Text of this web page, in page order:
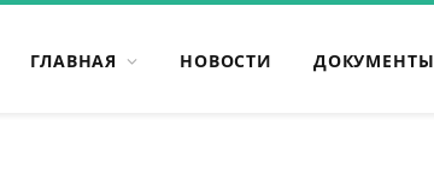
ГЛАВНАЯ НОВОСТИ ДОКУМЕНТЫ